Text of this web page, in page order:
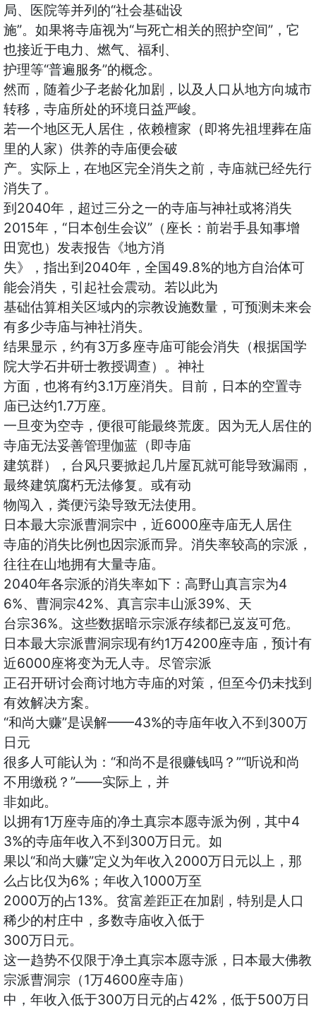
局、医院等并列的“社会基础设
施”。如果将寺庙视为“与死亡相关的照护空间”，它
也接近于电力、燃气、福利、
护理等“普遍服务”的概念。
然而，随着少子老龄化加剧，以及人口从地方向城市
转移，寺庙所处的环境日益严峻。
若一个地区无人居住，依赖檀家（即将先祖埋葬在庙
里的人家）供养的寺庙便会破
产。实际上，在地区完全消失之前，寺庙就已经先行
消失了。
到2040年，超过三分之一的寺庙与神社或将消失
2015年，“日本创生会议”（座长：前岩手县知事增
田宽也）发表报告《地方消
失》，指出到2040年，全国49.8%的地方自治体可
能会消失，引起社会震动。若以此为
基础估算相关区域内的宗教设施数量，可预测未来会
有多少寺庙与神社消失。
结果显示，约有3万多座寺庙可能会消失（根据国学
院大学石井研士教授调查）。神社
方面，也将有约3.1万座消失。目前，日本的空置寺
庙已达约1.7万座。
一旦变为空寺，便很可能最终荒废。因为无人居住的
寺庙无法妥善管理伽蓝（即寺庙
建筑群），台风只要掀起几片屋瓦就可能导致漏雨，
最终建筑腐朽无法修复。或有动
物闯入，粪便污染导致无法使用。
日本最大宗派曹洞宗中，近6000座寺庙无人居住
寺庙的消失比例也因宗派而异。消失率较高的宗派，
往往在山地拥有大量寺庙。
2040年各宗派的消失率如下：高野山真言宗为4
6%、曹洞宗42%、真言宗丰山派39%、天
台宗36%。这些数据暗示宗派存续都已岌岌可危。
日本最大宗派曹洞宗现有约1万4200座寺庙，预计有
近6000座将变为无人寺。尽管宗派
正召开研讨会商讨地方寺庙的对策，但至今仍未找到
有效解决方案。
“和尚大赚”是误解——43%的寺庙年收入不到300万
日元
很多人可能认为：“和尚不是很赚钱吗？”“听说和尚
不用缴税？”——实际上，并
非如此。
以拥有1万座寺庙的净土真宗本愿寺派为例，其中4
3%的寺庙年收入不到300万日元。如
果以“和尚大赚”定义为年收入2000万日元以上，那
么占比仅为6%；年收入1000万至
2000万的占13%。贫富差距正在加剧，特别是人口
稀少的村庄中，多数寺庙收入低于
300万日元。
这一趋势不仅限于净土真宗本愿寺派，日本最大佛教
宗派曹洞宗（1万4600座寺庙）
中，年收入低于300万日元的占42%，低于500万日